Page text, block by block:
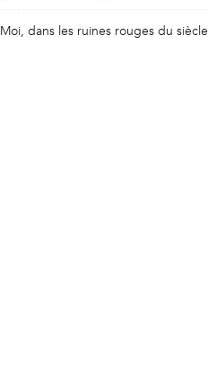
Moi, dans les ruines rouges du siècle